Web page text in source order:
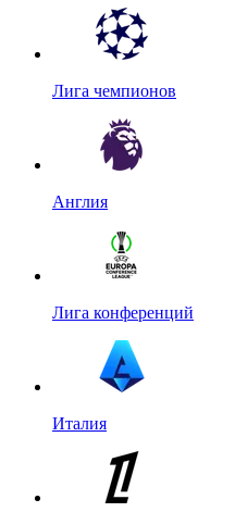
Лига чемпионов
Англия
Лига конференций
Италия